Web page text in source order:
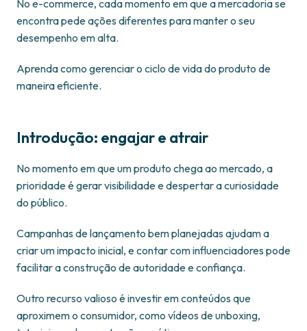
No e-commerce, cada momento em que a mercadoria se
encontra pede ações diferentes para manter o seu
desempenho em alta.
Aprenda como gerenciar o ciclo de vida do produto de
maneira eficiente.
Introdução: engajar e atrair
No momento em que um produto chega ao mercado, a
prioridade é gerar visibilidade e despertar a curiosidade
do público.
Campanhas de lançamento bem planejadas ajudam a
criar um impacto inicial, e contar com influenciadores pode
facilitar a construção de autoridade e confiança.
Outro recurso valioso é investir em conteúdos que
aproximem o consumidor, como vídeos de unboxing,